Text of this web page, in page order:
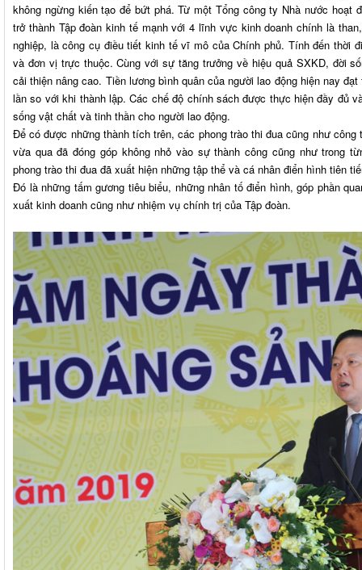
không ngừng kiến tạo để bứt phá. Từ một Tổng công ty Nhà nước hoạt
trở thành Tập đoàn kinh tế mạnh với 4 lĩnh vực kinh doanh chính là
nghiệp, là công cụ điều tiết kinh tế vĩ mô của Chính phủ. Tính đến thời
và đơn vị trực thuộc. Cùng với sự tăng trưởng về hiệu quả SXKD, đời
cải thiện nâng cao. Tiền lương bình quân của người lao động hiện nay
lần so với khi thành lập. Các chế độ chính sách được thực hiện đầy đủ
sống vật chất và tinh thần cho người lao động.
Để có được những thành tích trên, các phong trào thi đua cũng như
vừa qua đã đóng góp không nhỏ vào sự thành công cũng như trong
phong trào thi đua đã xuất hiện những tập thể và cá nhân điển hình tiên
Đó là những tấm gương tiêu biểu, những nhân tố điển hình, góp phần
xuất kinh doanh cũng như nhiệm vụ chính trị của Tập đoàn.